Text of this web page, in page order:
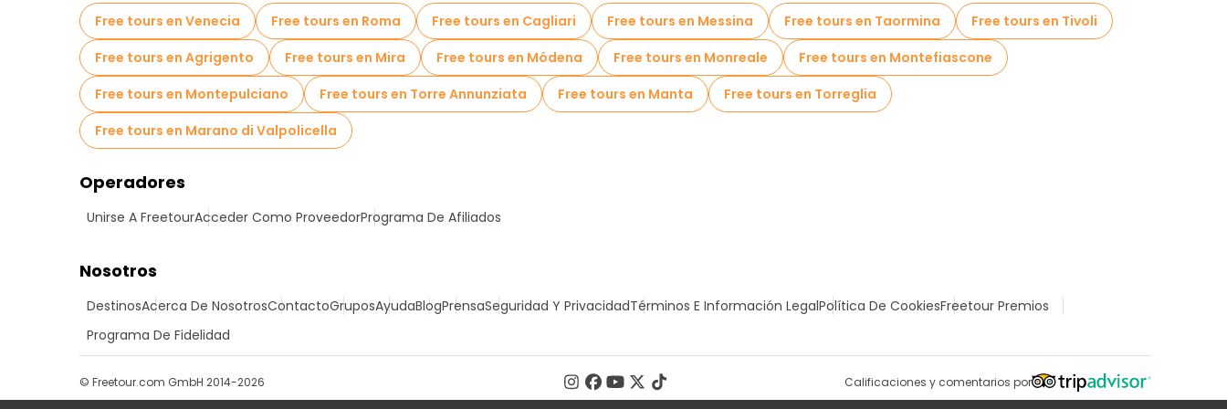
Free tours en Venecia Free tours en Roma Free tours en Cagliari Free tours en Messina Free tours en Taormina
Free tours en Tivoli
Free tours en Agrigento
Free tours en Mira Free tours en Módena Free tours en Monreale
Free tours en Montefiascone
Free tours en Montepulciano
Free tours en Torre Annunziata Free tours en Manta
Free tours en Torreglia
Free tours en Marano di Valpolicella
Operadores
Unirse A FreetourAcceder Como ProveedorPrograma De Afiliados
Nosotros
DestinosAcerca De NosotrosContactoGruposAyudaBlogPrensaSeguridad Y PrivacidadTérminos E Información LegalPolítica De CookiesFreetour Premios
Programa De Fidelidad
Calificaciones y comentarios por
© Freetour.com GmbH 2014-2026